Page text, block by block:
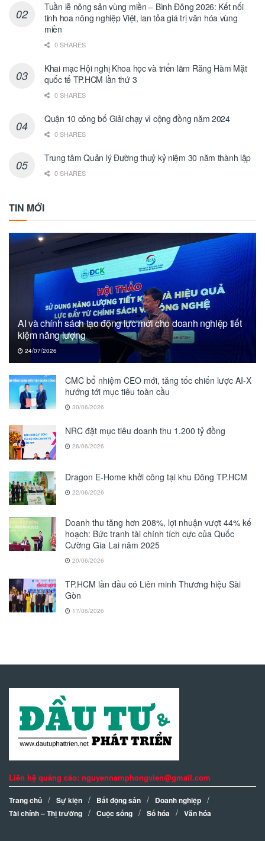
Tuần lễ nông sản vùng miền – Bình Đông 2026: Kết nối
tinh hoa nông nghiệp Việt, lan tỏa giá trị văn hóa vùng
miền
0 SHARES
Khai mạc Hội nghị Khoa học và triển lãm Răng Hàm Mặt
quốc tế TP.HCM lần thứ 3
0 SHARES
Quận 10 công bố Giải chạy vì cộng đồng năm 2024
0 SHARES
Trung tâm Quản lý Đường thuỷ kỷ niệm 30 năm thành lập
0 SHARES
TIN MỚI
AI và chính sách tạo động lực mới cho doanh nghiệp tiết
kiệm năng lượng
24/07/2026
CMC bổ nhiệm CEO mới, tăng tốc chiến lược AI-X
hướng tới mục tiêu toàn cầu
30/06/2026
NRC đặt mục tiêu doanh thu 1.200 tỷ đồng
26/06/2026
Dragon E-Home khởi công tại khu Đông TP.HCM
22/06/2026
Doanh thu tăng hơn 208%, lợi nhuận vượt 44% kế
hoạch: Bức tranh tài chính tích cực của Quốc
Cường Gia Lai năm 2025
20/06/2026
TP.HCM lần đầu có Liên minh Thương hiệu Sài
Gòn
17/06/2026
Liên hệ quảng cáo: nguyennamphongvien@gmail.com
Trang chủ Sự kiện Bất động sản
Doanh nghiệp
Tài chính – Thị trường
Cuộc sống Số hóa Văn hóa